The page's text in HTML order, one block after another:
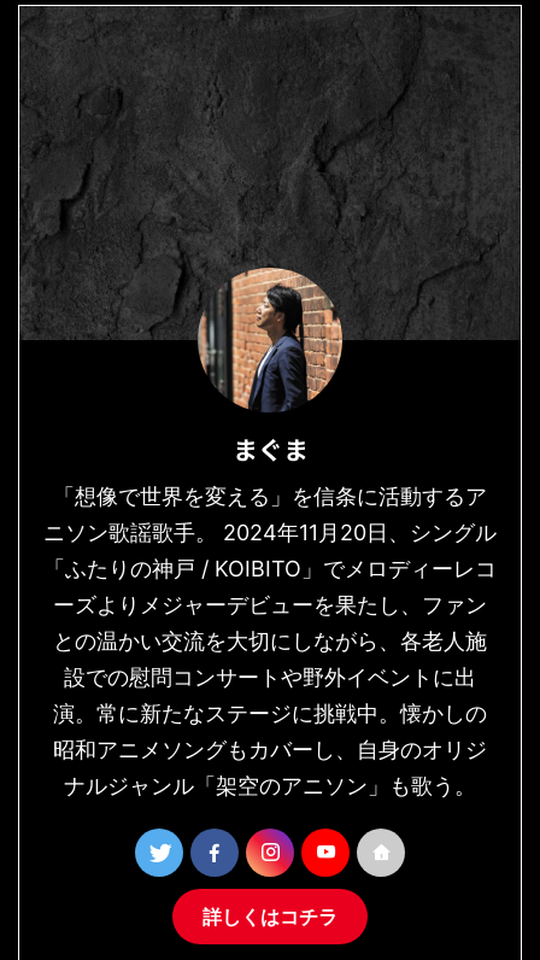
まぐま
「想像で世界を変える」を信条に活動するア
ニソン歌謡歌手。 2024年11月20日、シングル
「ふたりの神戸 / KOIBITO」でメロディーレコ
ーズよりメジャーデビューを果たし、ファン
との温かい交流を大切にしながら、各老人施
設での慰問コンサートや野外イベントに出
演。常に新たなステージに挑戦中。懐かしの
昭和アニメソングもカバーし、自身のオリジ
ナルジャンル「架空のアニソン」も歌う。
詳しくはコチラ